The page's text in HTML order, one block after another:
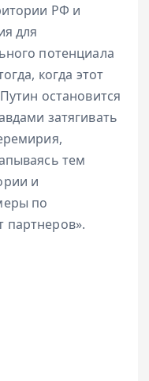
РФ и
для
потенциала
когда этот
остановится
затягивать
тем
и
по